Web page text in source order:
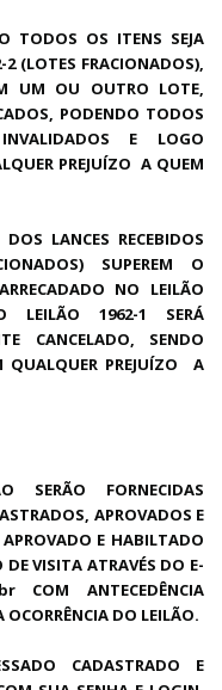
TODOS OS ITENS SEJA
(LOTES FRACIONADOS),
UM OU OUTRO LOTE,
PODENDO TODOS
E LOGO
PREJUÍZO A QUEM
LANCES RECEBIDOS
SUPEREM O
NO LEILÃO
LEILÃO 1962-1 SERÁ
CANCELADO, SENDO
QUALQUER PREJUÍZO A
SERÃO FORNECIDAS
APROVADOS E
E HABILTADO
DE VISITA ATRAVÉS DO E-
COM ANTECEDÊNCIA
DO LEILÃO.
CADASTRADO E